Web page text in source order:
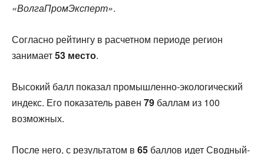
«ВолгаПромЭксперт».
Согласно рейтингу в расчетном периоде регион
занимает53 место.
Высокий балл показал промышленно-экологический
индекс. Его показатель равен 79 баллам из 100
возможных.
После него, с результатом в 65 баллов идет Сводный-